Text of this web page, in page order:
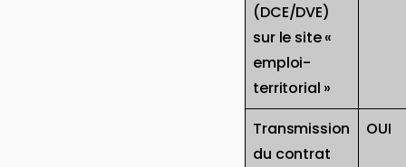
(DCE/DVE)
sur le site «
emploi-
territorial »
Transmission
du contrat
OUI